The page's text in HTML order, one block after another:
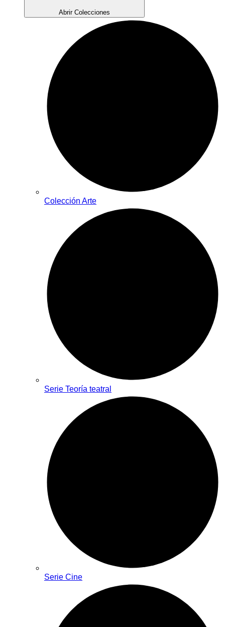
Abrir Colecciones
Colección Arte
Serie Teoría teatral
Serie Cine